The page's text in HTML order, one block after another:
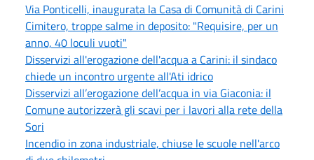
Via Ponticelli, inaugurata la Casa di Comunità di Carini
Cimitero, troppe salme in deposito: "Requisire, per un
anno, 40 loculi vuoti"
Disservizi all'erogazione dell'acqua a Carini: il sindaco
chiede un incontro urgente all'Ati idrico
Disservizi all’erogazione dell’acqua in via Giaconia: il
Comune autorizzerà gli scavi per i lavori alla rete della
Sori
Incendio in zona industriale, chiuse le scuole nell'arco